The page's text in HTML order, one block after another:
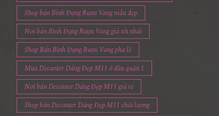
Shop bán Bình Đựng Rượu Vang mẫu đẹp
Nơi bán Bình Đựng Rượu Vang giá tốt nhất
Shop Bán Bình Đựng Rượu Vang pha lê
Mua Decanter Dáng Đẹp M11 ở đâu quận 1
Nơi bán Decanter Dáng Đẹp M11 giá rẻ
Shop bán Decanter Dáng Đẹp M11 chất lượng